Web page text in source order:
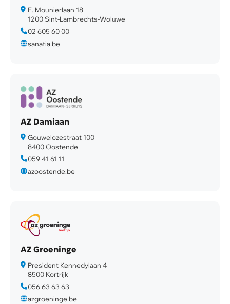
E. Mounierlaan 18
1200 Sint-Lambrechts-Woluwe
02 605 60 00
sanatia.be
AZ Damiaan
Gouwelozestraat 100
8400 Oostende
059 41 61 11
azoostende.be
AZ Groeninge
President Kennedylaan 4
8500 Kortrijk
056 63 63 63
azgroeninge.be